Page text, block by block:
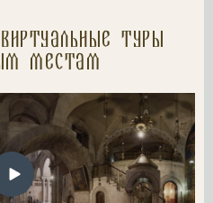
туры
местам